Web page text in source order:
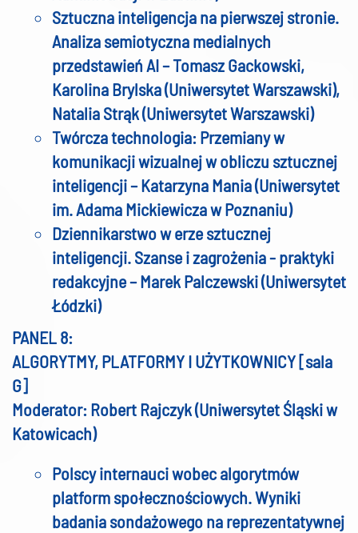
Sztuczna inteligencja na pierwszej stronie.
Analiza semiotyczna medialnych
przedstawień AI – Tomasz Gackowski,
Karolina Brylska (Uniwersytet Warszawski),
Natalia Strąk (Uniwersytet Warszawski)
Twórcza technologia: Przemiany w
komunikacji wizualnej w obliczu sztucznej
inteligencji – Katarzyna Mania (Uniwersytet
im. Adama Mickiewicza w Poznaniu)
Dziennikarstwo w erze sztucznej
inteligencji. Szanse i zagrożenia - praktyki
redakcyjne – Marek Palczewski (Uniwersytet
Łódzki)
PANEL 8:
ALGORYTMY, PLATFORMY I UŻYTKOWNICY [sala
G]
Moderator: Robert Rajczyk (Uniwersytet Śląski w
Katowicach)
Polscy internauci wobec algorytmów
platform społecznościowych. Wyniki
badania sondażowego na reprezentatywnej